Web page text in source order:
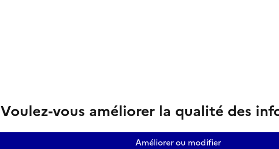
Voulez-vous améliorer la qualité des
Améliorer ou modifier